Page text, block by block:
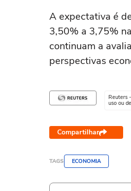
A expectativa é
3,50% a 3,75%
continuam a
perspectivas
Reuters
uso ou
Compartilhar
TAGS ECONOMIA